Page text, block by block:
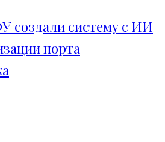
создали систему с ИИ
порта